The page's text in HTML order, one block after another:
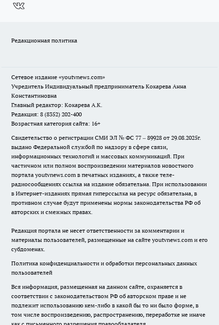
Редакционная политика
Сетевое издание «youtvnews.com»
Учредитель Индивидуальный предприниматель Кокарева Анна
Константиновна
Главный редактор: Кокарева А.К.
Редакция: 8 (8352) 202-400
Возрастная категория сайта: 16+
Свидетельство о регистрации СМИ ЭЛ № ФС 77 – 89928 от 29.08.2025г.
выдано Федеральной службой по надзору в сфере связи,
информационных технологий и массовых коммуникаций. При
частичном или полном воспроизведении материалов новостного
портала youtvnews.com в печатных изданиях, а также теле-
радиосообщениях ссылка на издание обязательна. При использовании
в Интернет-изданиях прямая гиперссылка на ресурс обязательна, в
противном случае будут применены нормы законодательства РФ об
авторских и смежных правах.
Редакция портала не несет ответственности за комментарии и
материалы пользователей, размещенные на сайте youtvnews.com и его
субдоменах.
Политика конфиденциальности и обработки персональных данных
пользователей
Вся информация, размещенная на данном сайте, охраняется в
соответствии с законодательством РФ об авторском праве и не
подлежит использованию кем-либо в какой бы то ни было форме, в
том числе воспроизведению, распространению, переработке не иначе